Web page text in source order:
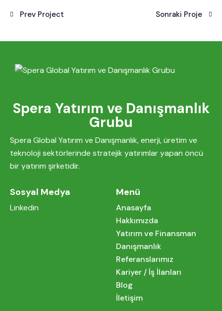
Prev Project Sonraki Proje
Spera Yatırım ve Danışmanlık
Grubu
Spera Global Yatırım ve Danışmanlık, enerji, üretim ve
teknoloji sektörlerinde stratejik yatırımlar yapan öncü
bir yatırım şirketidir.
Sosyal Medya
Linkedin
Menü
Anasayfa
Hakkımızda
Yatırım ve Finansman
Danışmanlık
Referanslarımız
Kariyer / İş İlanları
Blog
İletişim